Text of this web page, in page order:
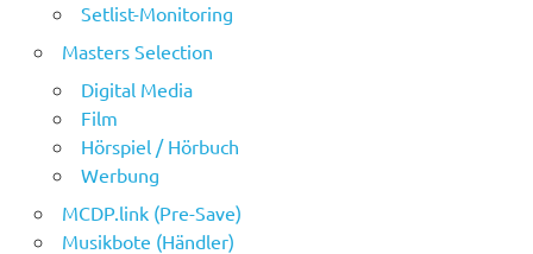
Setlist-Monitoring
Masters Selection
Digital Media
Film
Hörspiel / Hörbuch
Werbung
MCDP.link (Pre-Save)
Musikbote (Händler)